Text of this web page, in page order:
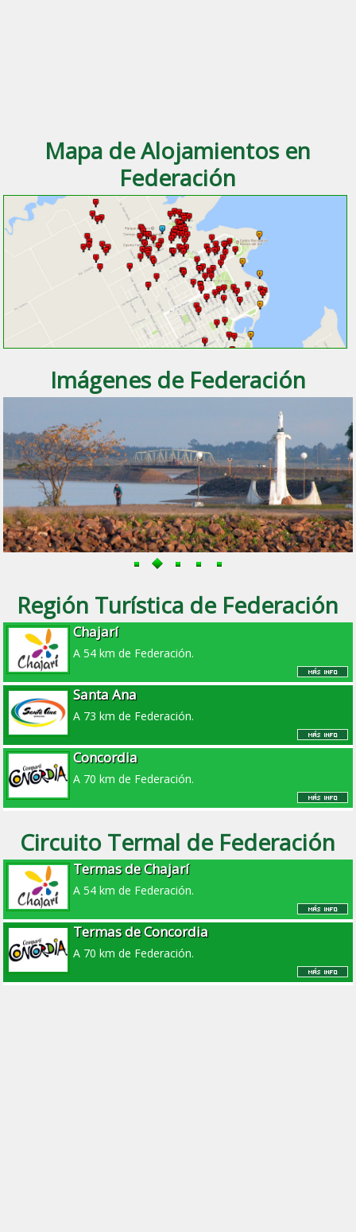
Mapa de Alojamientos en
Federación
Imágenes de Federación
Región Turística de Federación
Chajarí
A 54 km de Federación.
Santa Ana
A 73 km de Federación.
Concordia
A 70 km de Federación.
Circuito Termal de Federación
Termas de Chajarí
A 54 km de Federación.
Termas de Concordia
A 70 km de Federación.